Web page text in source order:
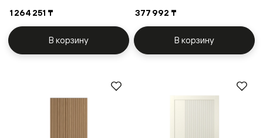
1 264 251 ₸
В корзину
377 992 ₸
В корзину